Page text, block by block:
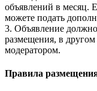
объявлений в месяц.
можете подать
3. Объявление
размещения, в другом
модератором.
Правила